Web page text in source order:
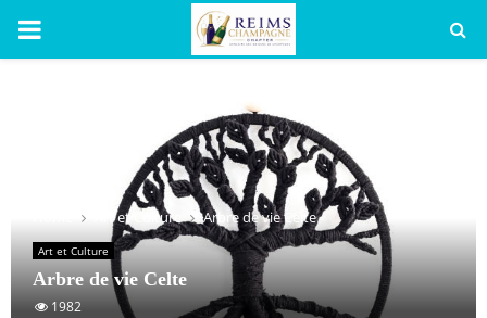
PRIMARY
Art et Culture Arbre de vie Celte
Art et Culture
Arbre de vie Celte
1982